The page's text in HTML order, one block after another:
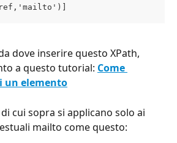
dove inserire questo XPath,
a questo tutorial: Come
un elemento
cui sopra si applicano solo ai
mailto come questo: